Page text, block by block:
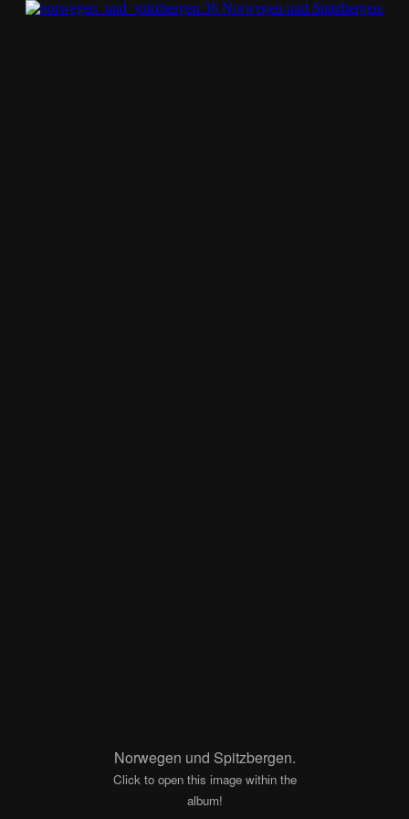
Norwegen und Spitzbergen.
Click to open this image within the
album!